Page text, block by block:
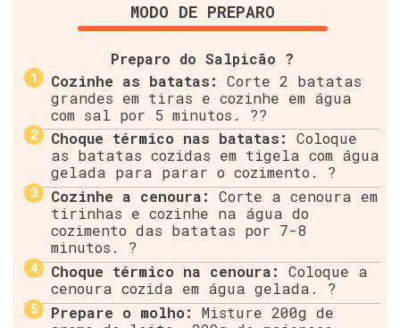
MODO DE PREPARO
Preparo do Salpicão ?
Cozinhe as batatas:
Corte 2 batatas
grandes em tiras e cozinhe em água
com sal por 5 minutos. ??
Choque térmico nas batatas:
Coloque
as batatas cozidas em tigela com água
gelada para parar o cozimento. ?
Cozinhe a cenoura:
Corte a cenoura em
tirinhas e cozinhe na água do
cozimento das batatas por 7-8
minutos. ?
Choque térmico na cenoura:
Coloque a
cenoura cozida em água gelada. ?
Prepare o molho:
Misture 200g de